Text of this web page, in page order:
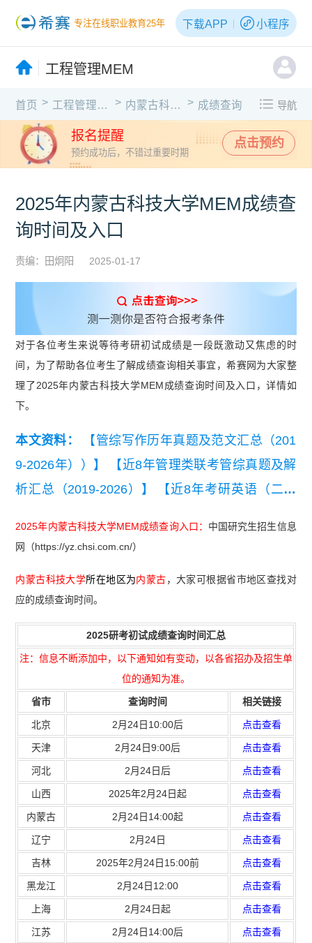
专注在线职业教育25年 下载APP 小程序
工程管理MEM
首页 > 工程管理MEM > 内蒙古科技大学 > 成绩查询 导航
报名提醒
预约成功后，不错过重要时期
点击预约
2025年内蒙古科技大学MEM成绩查
询时间及入口
责编：田炯阳 2025-01-17
对于各位考生来说等待考研初试成绩是一段既激动又焦虑的时
间，为了帮助各位考生了解成绩查询相关事宜，希赛网为大家整
理了2025年内蒙古科技大学MEM成绩查询时间及入口，详情如
下。
本文资料：
【管综写作历年真题及范文汇总（201
9-2026年））】
【近8年管理类联考管综真题及解
析汇总（2019-2026）】
【近8年考研英语（二）
类联考综合能力真题及答案【完整版】】
2025年内蒙古科技大学MEM成绩查询入口： 中国研究生招生信息
网（https://yz.chsi.com.cn/）
内蒙古科技大学所在地区为内蒙古，大家可根据省市地区查找对
应的成绩查询时间。
2025研考初试成绩查询时间汇总
注：信息不断添加中，以下通知如有变动，以各省招办及招生单
位的通知为准。
省市 查询时间 相关链接
北京 2月24日10:00后 点击查看
天津 2月24日9:00后 点击查看
河北 2月24日后 点击查看
山西 2025年2月24日起 点击查看
内蒙古 2月24日14:00起 点击查看
辽宁 2月24日 点击查看
吉林 2025年2月24日15:00前 点击查看
黑龙江 2月24日12:00 点击查看
上海 2月24日起 点击查看
江苏 2月24日14:00后 点击查看